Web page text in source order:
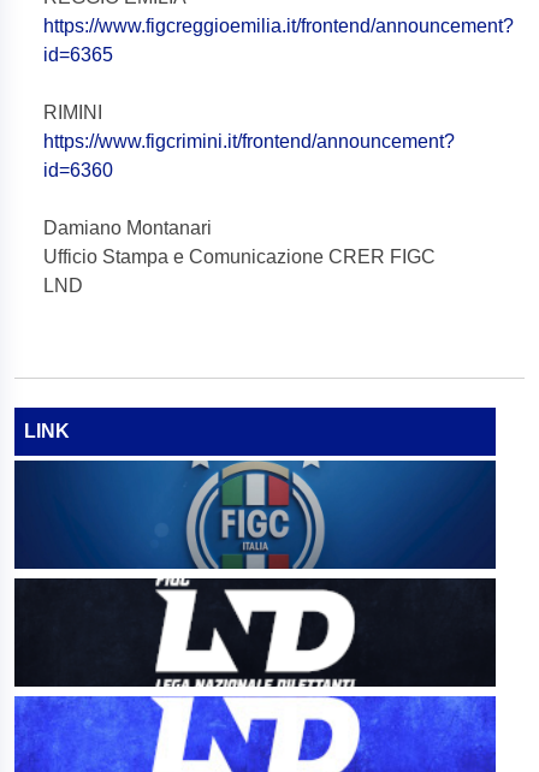
https://www.figcreggioemilia.it/frontend/announcement?
id=6365
RIMINI
https://www.figcrimini.it/frontend/announcement?
id=6360
Damiano Montanari
Ufficio Stampa e Comunicazione CRER FIGC
LND
LINK